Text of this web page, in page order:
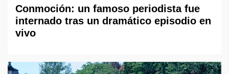
Conmoción: un famoso periodista fue
internado tras un dramático episodio en
vivo